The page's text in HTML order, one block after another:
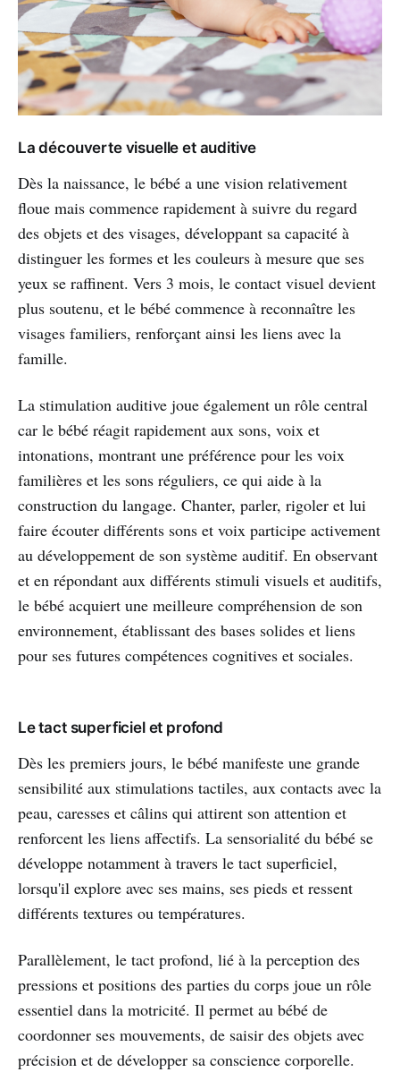
La découverte visuelle et auditive
Dès la naissance, le bébé a une vision relativement
floue mais commence rapidement à suivre du regard
des objets et des visages, développant sa capacité à
distinguer les formes et les couleurs à mesure que ses
yeux se raffinent. Vers 3 mois, le contact visuel devient
plus soutenu, et le bébé commence à reconnaître les
visages familiers, renforçant ainsi les liens avec la
famille.
La stimulation auditive joue également un rôle central
car le bébé réagit rapidement aux sons, voix et
intonations, montrant une préférence pour les voix
familières et les sons réguliers, ce qui aide à la
construction du langage. Chanter, parler, rigoler et lui
faire écouter différents sons et voix participe activement
au développement de son système auditif. En observant
et en répondant aux différents stimuli visuels et auditifs,
le bébé acquiert une meilleure compréhension de son
environnement, établissant des bases solides et liens
pour ses futures compétences cognitives et sociales.
Le tact superficiel et profond
Dès les premiers jours, le bébé manifeste une grande
sensibilité aux stimulations tactiles, aux contacts avec la
peau, caresses et câlins qui attirent son attention et
renforcent les liens affectifs. La sensorialité du bébé se
développe notamment à travers le tact superficiel,
lorsqu'il explore avec ses mains, ses pieds et ressent
différents textures ou températures.
Parallèlement, le tact profond, lié à la perception des
pressions et positions des parties du corps joue un rôle
essentiel dans la motricité. Il permet au bébé de
coordonner ses mouvements, de saisir des objets avec
précision et de développer sa conscience corporelle.